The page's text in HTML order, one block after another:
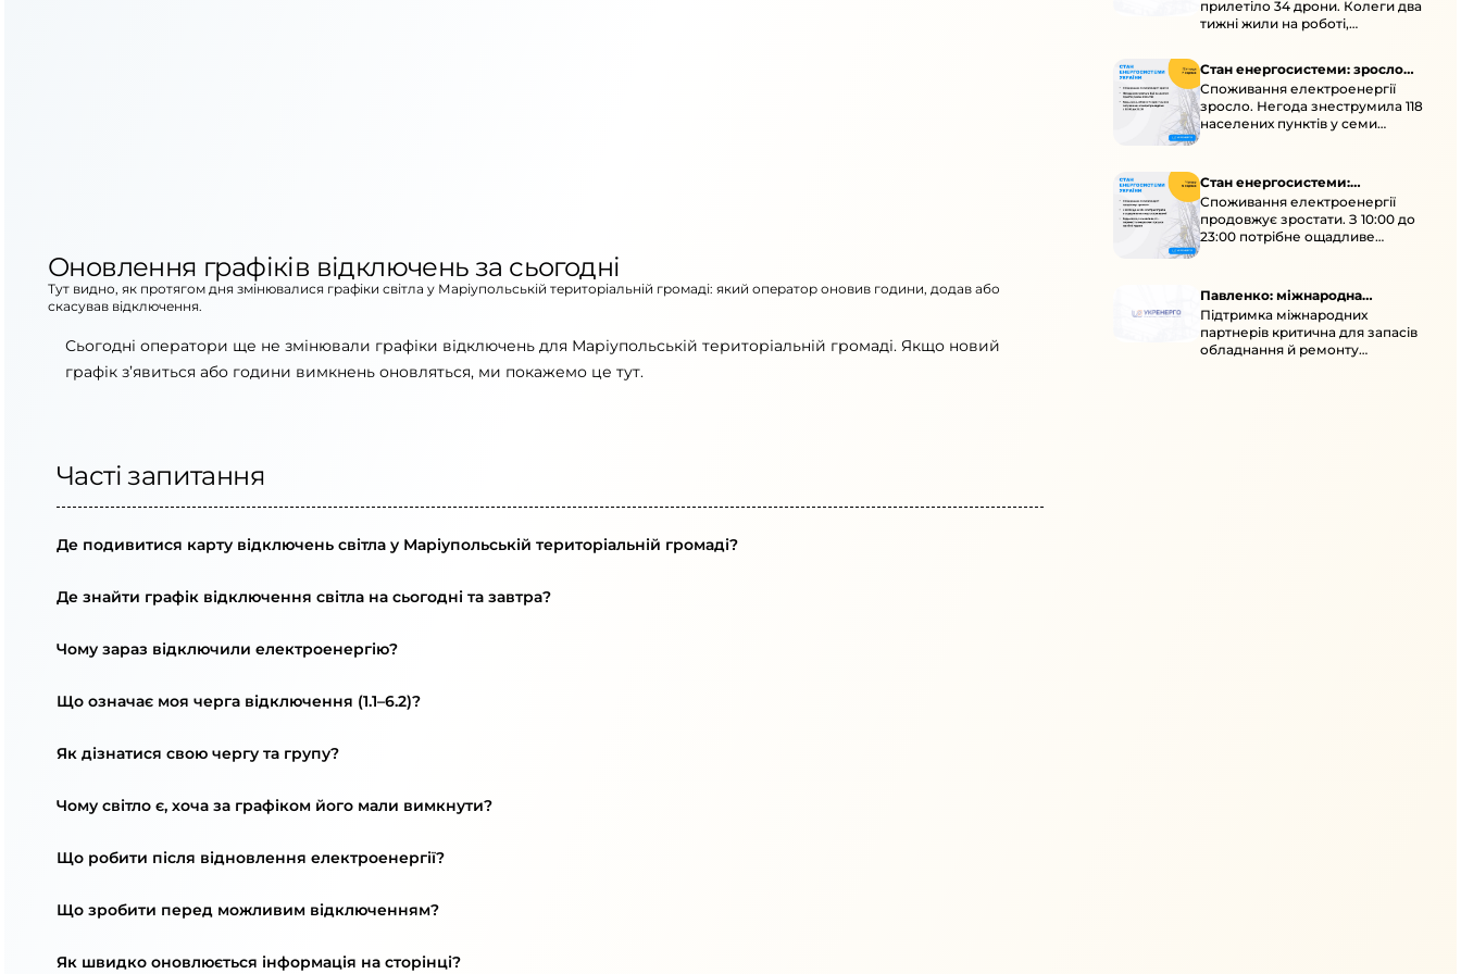
Оновлення графіків відключень за сьогодні
Тут видно, як протягом дня змінювалися графіки світла у Маріупольській територіальній громаді: який оператор оновив години, додав або
скасував відключення.
Сьогодні оператори ще не змінювали графіки відключень для Маріупольській територіальній громаді. Якщо новий
графік з’явиться або години вимкнень оновляться, ми покажемо це тут.
Часті запитання
Де подивитися карту відключень світла у Маріупольській територіальній громаді?
Де знайти графік відключення світла на сьогодні та завтра?
Чому зараз відключили електроенергію?
Що означає моя черга відключення (1.1–6.2)?
Як дізнатися свою чергу та групу?
Чому світло є, хоча за графіком його мали вимкнути?
Що робити після відновлення електроенергії?
Що зробити перед можливим відключенням?
Як швидко оновлюється інформація на сторінці?
прилетіло 34 дрони. Колеги два
тижні жили на роботі,
Стан енергосистеми: зросло
споживання через негоду
Споживання електроенергії
зросло. Негода знеструмила 118
населених пунктів у семи
областях. Обмежте
електроприладами 10:00–23:00.
Стан енергосистеми:
споживання зростає
Споживання електроенергії
продовжує зростати. З 10:00 до
23:00 потрібне ощадливе
енергоспоживання, а
перенести на нічні години.
Павленко: міжнародна
підтримка для стійкості
енергосистеми
Підтримка міжнародних
партнерів критична для запасів
обладнання й ремонту